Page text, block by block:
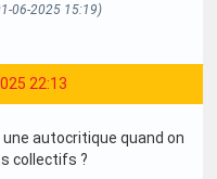
06-2025 15:19)
22:13
autocritique quand on
collectifs ?